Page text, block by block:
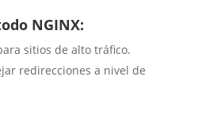
NGINX:
sitios de alto tráfico.
redirecciones a nivel de